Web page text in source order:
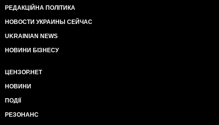
РЕДАКЦІЙНА ПОЛІТИКА
НОВОСТИ УКРАИНЫ СЕЙЧАС
UKRAINIAN NEWS
НОВИНИ БІЗНЕСУ
ЦЕНЗОР.НЕТ
НОВИНИ
ПОДІЇ
РЕЗОНАНС